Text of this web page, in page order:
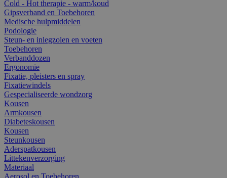
Cold - Hot therapie - warm/koud
Gipsverband en Toebehoren
Medische hulpmiddelen
Podologie
Steun- en inlegzolen en voeten
Toebehoren
Verbanddozen
Ergonomie
Fixatie, pleisters en spray
Fixatiewindels
Gespecialiseerde wondzorg
Kousen
Armkousen
Diabeteskousen
Kousen
Steunkousen
Aderspatkousen
Littekenverzorging
Materiaal
Aerosol en Toebehoren